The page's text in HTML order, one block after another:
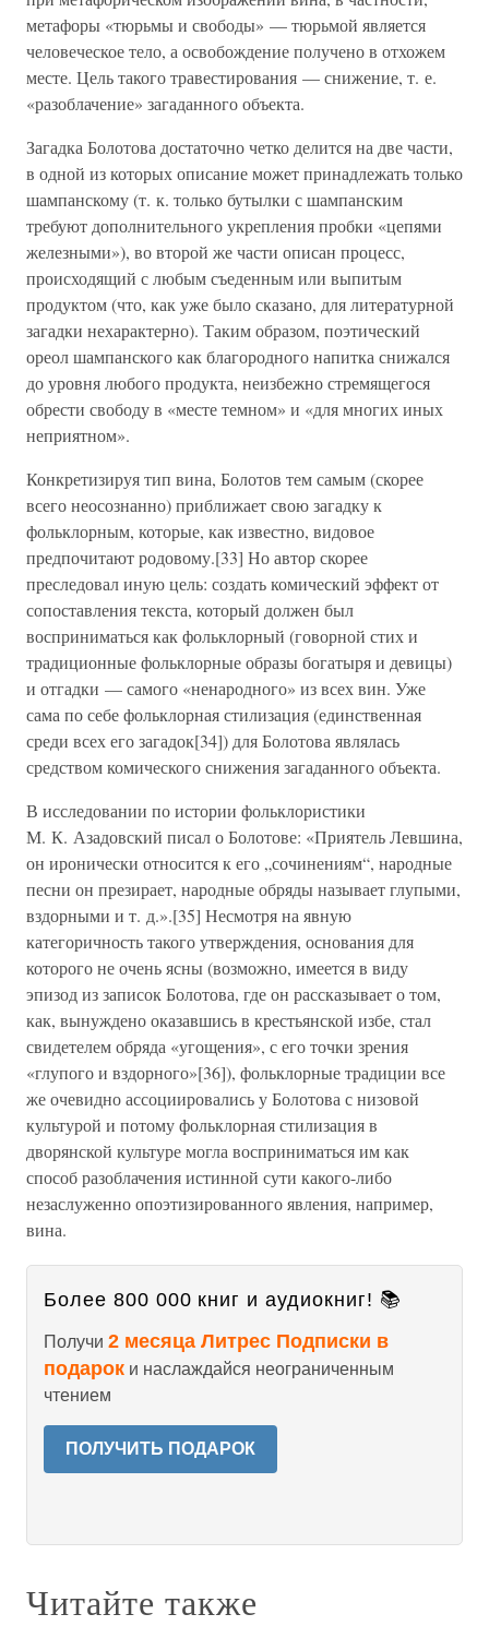
метафоры «тюрьмы и свободы» — тюрьмой является
человеческое тело, а освобождение получено в отхожем
месте. Цель такого травестирования — снижение, т. е.
«разоблачение» загаданного объекта.
Загадка Болотова достаточно четко делится на две части,
в одной из которых описание может принадлежать только
шампанскому (т. к. только бутылки с шампанским
требуют дополнительного укрепления пробки «цепями
железными»), во второй же части описан процесс,
происходящий с любым съеденным или выпитым
продуктом (что, как уже было сказано, для литературной
загадки нехарактерно). Таким образом, поэтический
ореол шампанского как благородного напитка снижался
до уровня любого продукта, неизбежно стремящегося
обрести свободу в «месте темном» и «для многих иных
неприятном».
Конкретизируя тип вина, Болотов тем самым (скорее
всего неосознанно) приближает свою загадку к
фольклорным, которые, как известно, видовое
предпочитают родовому.[33] Но автор скорее
преследовал иную цель: создать комический эффект от
сопоставления текста, который должен был
восприниматься как фольклорный (говорной стих и
традиционные фольклорные образы богатыря и девицы)
и отгадки — самого «ненародного» из всех вин. Уже
сама по себе фольклорная стилизация (единственная
среди всех его загадок[34]) для Болотова являлась
средством комического снижения загаданного объекта.
В исследовании по истории фольклористики
М. К. Азадовский писал о Болотове: «Приятель Левшина,
он иронически относится к его „сочинениям“, народные
песни он презирает, народные обряды называет глупыми,
вздорными и т. д.».[35] Несмотря на явную
категоричность такого утверждения, основания для
которого не очень ясны (возможно, имеется в виду
эпизод из записок Болотова, где он рассказывает о том,
как, вынуждено оказавшись в крестьянской избе, стал
свидетелем обряда «угощения», с его точки зрения
«глупого и вздорного»[36]), фольклорные традиции все
же очевидно ассоциировались у Болотова с низовой
культурой и потому фольклорная стилизация в
дворянской культуре могла восприниматься им как
способ разоблачения истинной сути какого-либо
незаслуженно опоэтизированного явления, например,
вина.
Более 800 000 книг и аудиокниг! 📚
Получи 2 месяца Литрес Подписки в
подарок и наслаждайся неограниченным
чтением
ПОЛУЧИТЬ ПОДАРОК
Читайте также